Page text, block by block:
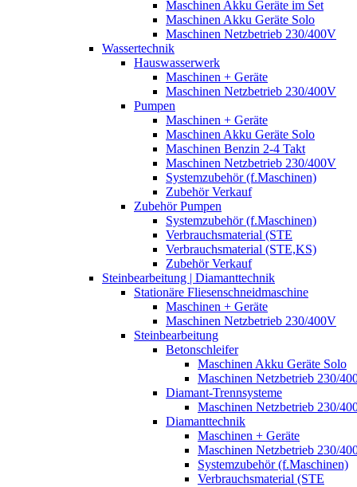
Maschinen Akku Geräte im Set
Maschinen Akku Geräte Solo
Maschinen Netzbetrieb 230/400V
Wassertechnik
Hauswasserwerk
Maschinen + Geräte
Maschinen Netzbetrieb 230/400V
Pumpen
Maschinen + Geräte
Maschinen Akku Geräte Solo
Maschinen Benzin 2-4 Takt
Maschinen Netzbetrieb 230/400V
Systemzubehör (f.Maschinen)
Zubehör Verkauf
Zubehör Pumpen
Systemzubehör (f.Maschinen)
Verbrauchsmaterial (STE
Verbrauchsmaterial (STE,KS)
Zubehör Verkauf
Steinbearbeitung | Diamanttechnik
Stationäre Fliesenschneidmaschine
Maschinen + Geräte
Maschinen Netzbetrieb 230/400V
Steinbearbeitung
Betonschleifer
Maschinen Akku Geräte Solo
Maschinen Netzbetrieb 230/
Diamant-Trennsysteme
Maschinen Netzbetrieb 230/
Diamanttechnik
Maschinen + Geräte
Maschinen Netzbetrieb 230/
Systemzubehör (f.Maschinen)
Verbrauchsmaterial (STE